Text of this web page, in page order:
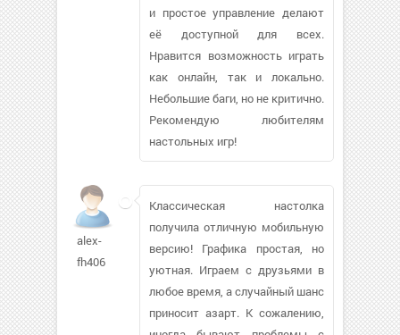
и простое управление делают
её доступной для всех.
Нравится возможность играть
как онлайн, так и локально.
Небольшие баги, но не критично.
Рекомендую любителям
настольных игр!
alex-
fh406
Классическая настолка
получила отличную мобильную
версию! Графика простая, но
уютная. Играем с друзьями в
любое время, а случайный шанс
приносит азарт. К сожалению,